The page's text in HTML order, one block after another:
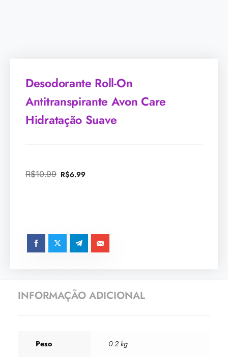
Desodorante Roll-On
Antitranspirante Avon Care
Hidratação Suave
R$10.99 R$6.99
INFORMAÇÃO ADICIONAL
Peso 0.2 kg